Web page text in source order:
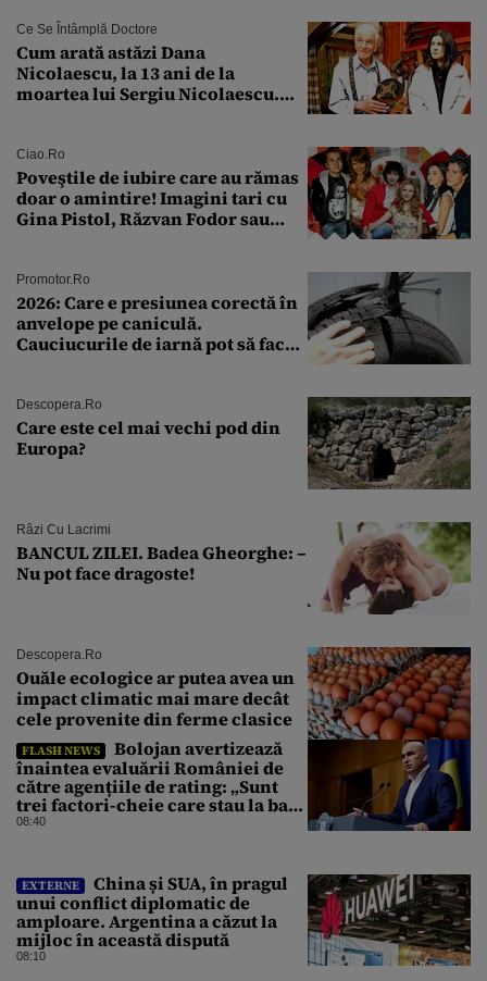
Ce Se Întâmplă Doctore
Cum arată astăzi Dana
Nicolaescu, la 13 ani de la
moartea lui Sergiu Nicolaescu.
Ciao.ro
Poveştile de iubire care au rămas
doar o amintire! Imagini tari cu
Gina Pistol, Răzvan Fodor sau
Promotor.ro
2026: Care e presiunea corectă în
anvelope pe caniculă.
Cauciucurile de iarnă pot să facă
Descopera.ro
Care este cel mai vechi pod din
Europa?
Râzi Cu Lacrimi
BANCUL ZILEI. Badea Gheorghe: –
Nu pot face dragoste!
Descopera.ro
Ouăle ecologice ar putea avea un
impact climatic mai mare decât
cele provenite din ferme clasice
FLASH NEWS
Bolojan avertizează
înaintea evaluării României de
către agențiile de rating: „Sunt
trei factori-cheie care stau la baza
acestor evaluări”
08:40
EXTERNE
China și SUA, în pragul
unui conflict diplomatic de
amploare. Argentina a căzut la
mijloc în această dispută
08:10